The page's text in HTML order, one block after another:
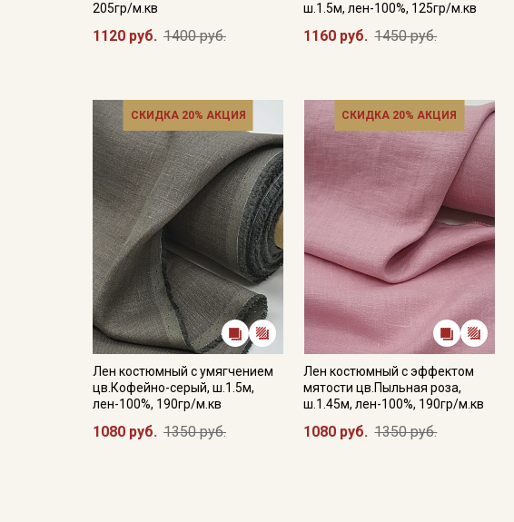
205гр/м.кв
1120 руб. 1400 руб.
ш.1.5м, лен-100%, 125гр/м.кв
1160 руб. 1450 руб.
СКИДКА 20% АКЦИЯ
Лен костюмный с умягчением
цв.Кофейно-серый, ш.1.5м,
лен-100%, 190гр/м.кв
1080 руб. 1350 руб.
СКИДКА 20% АКЦИЯ
Лен костюмный с эффектом
мятости цв.Пыльная роза,
ш.1.45м, лен-100%, 190гр/м.кв
1080 руб. 1350 руб.